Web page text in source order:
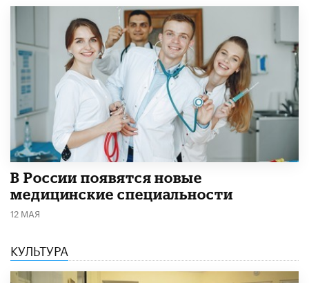
В России появятся новые
медицинские специальности
12 МАЯ
КУЛЬТУРА